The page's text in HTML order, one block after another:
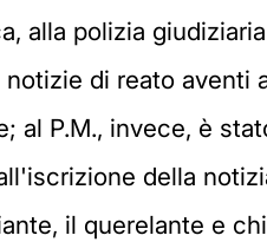
alla polizia
notizie di reato aventi
al P.M., invece, è
della
il querelante e